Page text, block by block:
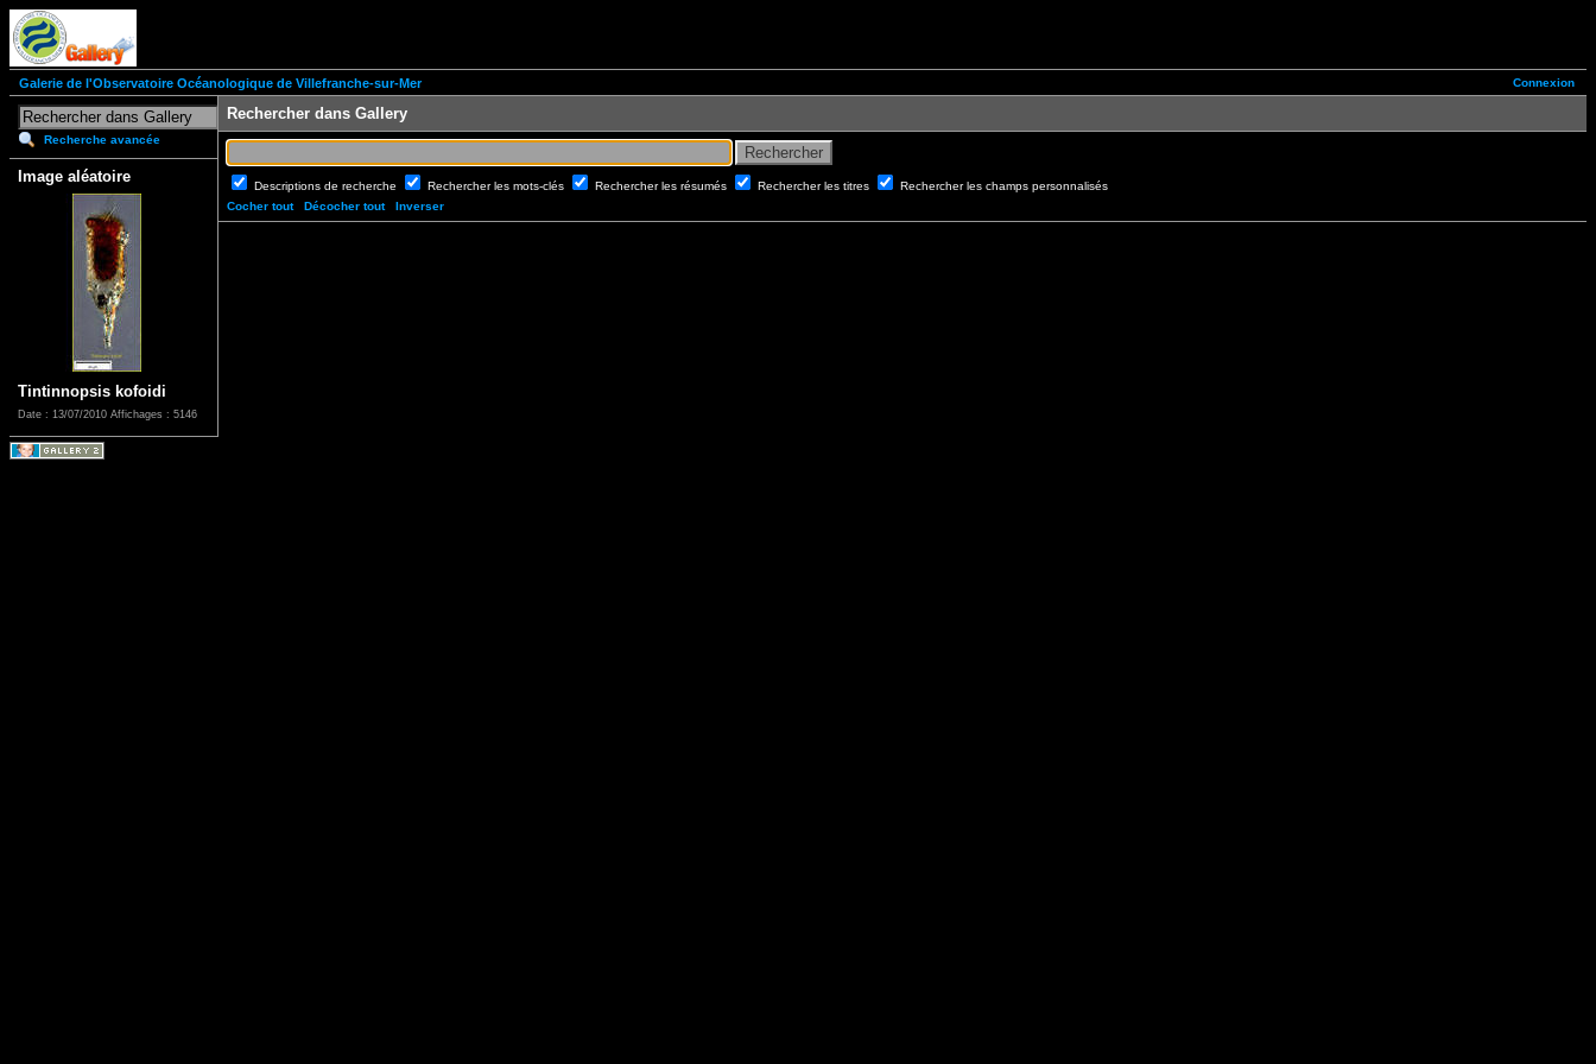
Connexion
Galerie de l'Observatoire Océanologique de Villefranche-sur-Mer
Recherche avancée
Image aléatoire
Tintinnopsis kofoidi
Date : 13/07/2010 Affichages : 5146
Rechercher dans Gallery
Descriptions de recherche Rechercher les mots-clés Rechercher les résumés Rechercher les titres
Rechercher les champs personnalisés
Cocher tout
Décocher tout Inverser